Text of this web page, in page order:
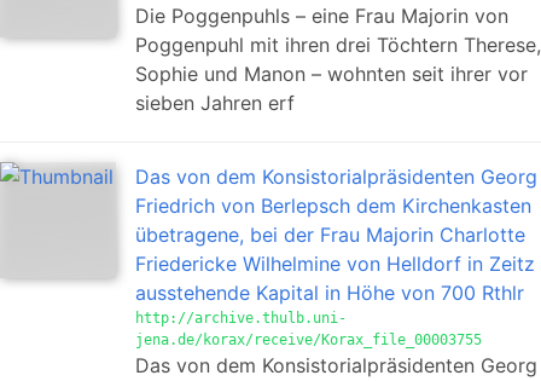
Die Poggenpuhls – eine Frau Majorin von
Poggenpuhl mit ihren drei Töchtern Therese,
Sophie und Manon – wohnten seit ihrer vor
sieben Jahren erf
Das von dem Konsistorialpräsidenten Georg
Friedrich von Berlepsch dem Kirchenkasten
übetragene, bei der Frau Majorin Charlotte
Friedericke Wilhelmine von Helldorf in Zeitz
ausstehende Kapital in Höhe von 700 Rthlr
http://archive.thulb.uni-
jena.de/korax/receive/Korax_file_00003755
Das von dem Konsistorialpräsidenten Georg